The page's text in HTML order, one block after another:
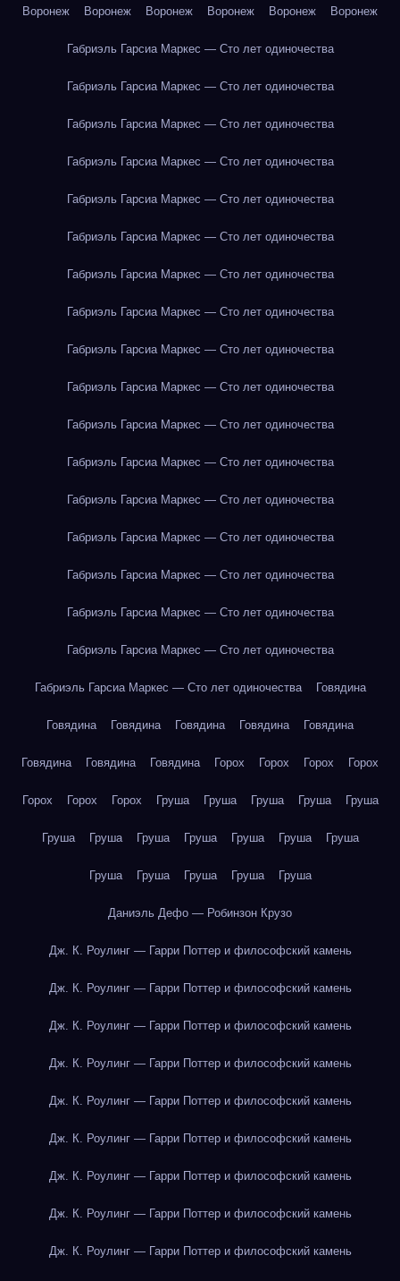
Воронеж Воронеж Воронеж Воронеж Воронеж Воронеж
Габриэль Гарсиа Маркес — Сто лет одиночества
Габриэль Гарсиа Маркес — Сто лет одиночества
Габриэль Гарсиа Маркес — Сто лет одиночества
Габриэль Гарсиа Маркес — Сто лет одиночества
Габриэль Гарсиа Маркес — Сто лет одиночества
Габриэль Гарсиа Маркес — Сто лет одиночества
Габриэль Гарсиа Маркес — Сто лет одиночества
Габриэль Гарсиа Маркес — Сто лет одиночества
Габриэль Гарсиа Маркес — Сто лет одиночества
Габриэль Гарсиа Маркес — Сто лет одиночества
Габриэль Гарсиа Маркес — Сто лет одиночества
Габриэль Гарсиа Маркес — Сто лет одиночества
Габриэль Гарсиа Маркес — Сто лет одиночества
Габриэль Гарсиа Маркес — Сто лет одиночества
Габриэль Гарсиа Маркес — Сто лет одиночества
Габриэль Гарсиа Маркес — Сто лет одиночества
Габриэль Гарсиа Маркес — Сто лет одиночества
Габриэль Гарсиа Маркес — Сто лет одиночества Говядина
Говядина Говядина Говядина Говядина Говядина
Говядина Говядина Говядина Горох Горох Горох Горох
Горох Горох Горох Груша Груша Груша Груша Груша
Груша Груша Груша Груша Груша Груша Груша
Груша Груша Груша Груша Груша
Даниэль Дефо — Робинзон Крузо
Дж. К. Роулинг — Гарри Поттер и философский камень
Дж. К. Роулинг — Гарри Поттер и философский камень
Дж. К. Роулинг — Гарри Поттер и философский камень
Дж. К. Роулинг — Гарри Поттер и философский камень
Дж. К. Роулинг — Гарри Поттер и философский камень
Дж. К. Роулинг — Гарри Поттер и философский камень
Дж. К. Роулинг — Гарри Поттер и философский камень
Дж. К. Роулинг — Гарри Поттер и философский камень
Дж. К. Роулинг — Гарри Поттер и философский камень